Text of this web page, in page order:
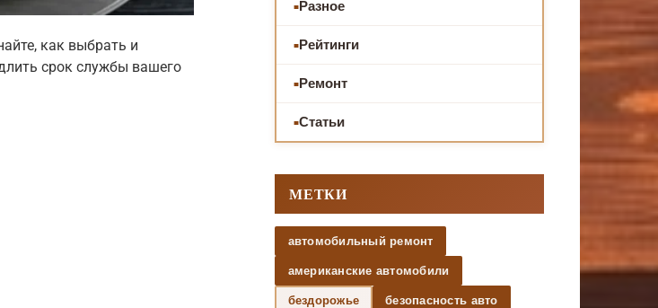
как выбрать и
срок службы вашего
Разное
Рейтинги
Ремонт
Статьи
МЕТКИ
автомобильный ремонт
американские автомобили
бездорожье безопасность авто